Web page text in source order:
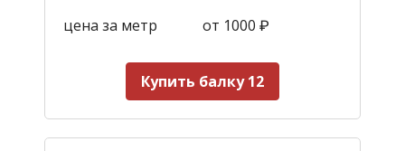
цена за метр
от 1000 ₽
Купить балку 12